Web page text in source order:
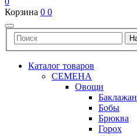
Корзина 0 0
Каталог товаров
СЕМЕНА
Овощи
Баклажан
Бобы
Брюква
Горох